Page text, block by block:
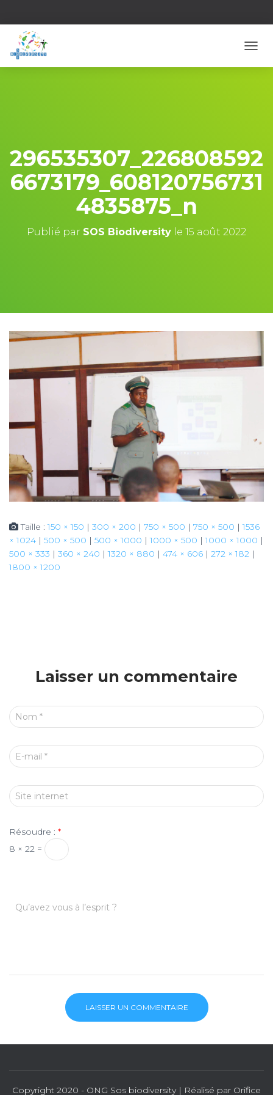
É
N
V
296535307_226808592
6673179_608120756731
4835875_n
Publié par SOS Biodiversity le 15 août 2022
Taille :150 × 150 | 300 × 200 | 750 × 500 | 750 × 500 | 1536
× 1024 | 500 × 500 | 500 × 1000 | 1000 × 500 | 1000 × 1000 |
500 × 333 | 360 × 240 | 1320 × 880 | 474 × 606 | 272 × 182 |
1800 × 1200
Laisser un commentaire
Nom *
E-mail *
Site internet
Résoudre : *
8 × 22 =
Qu’avez vous à l’esprit ?